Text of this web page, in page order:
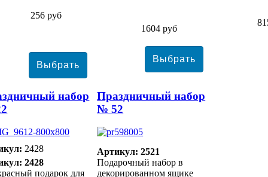
256 руб
1604 руб
набор
2428
2428
подарок для
Праздничный набор
№ 52
Артикул: 2521
Подарочный набор в
декорированном ящике